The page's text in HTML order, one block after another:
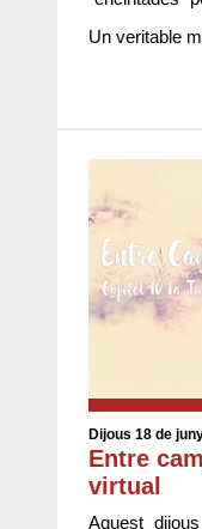
Un veritable
Dijous 18 de
Entre
virtual
Aquest